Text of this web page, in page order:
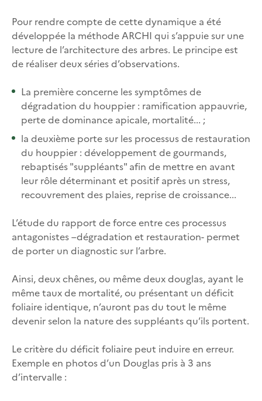
Pour rendre compte de cette dynamique a été
développée la méthode ARCHI qui s’appuie sur une
lecture de l’architecture des arbres. Le principe est
de réaliser deux séries d’observations.
La première concerne les symptômes de
dégradation du houppier : ramification appauvrie,
perte de dominance apicale, mortalité... ;
la deuxième porte sur les processus de restauration
du houppier : développement de gourmands,
rebaptisés "suppléants" afin de mettre en avant
leur rôle déterminant et positif après un stress,
recouvrement des plaies, reprise de croissance...
L’étude du rapport de force entre ces processus
antagonistes –dégradation et restauration- permet
de porter un diagnostic sur l’arbre.
Ainsi, deux chênes, ou même deux douglas, ayant le
même taux de mortalité, ou présentant un déficit
foliaire identique, n’auront pas du tout le même
devenir selon la nature des suppléants qu’ils portent.
Le critère du déficit foliaire peut induire en erreur.
Exemple en photos d’un Douglas pris à 3 ans
d’intervalle :